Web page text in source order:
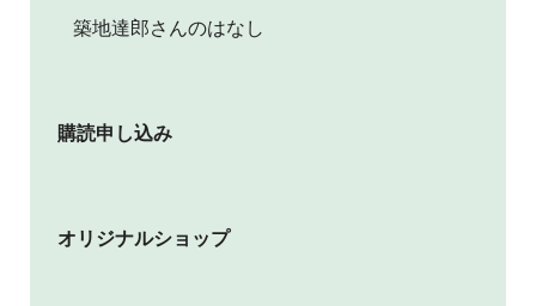
築地達郎さんのはなし
購読申し込み
オリジナルショップ